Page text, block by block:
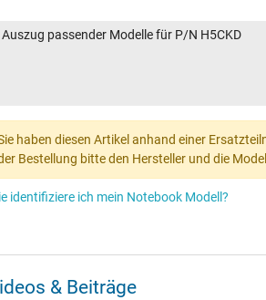
Auszug passender Modelle für P/N H5CKD
haben diesen Artikel anhand einer
Bestellung bitte den Hersteller und die
identifiziere ich mein Notebook Modell?
& Beiträge